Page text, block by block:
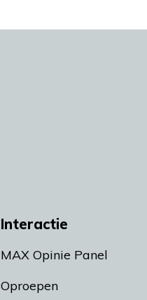
Interactie
MAX Opinie Panel
Oproepen